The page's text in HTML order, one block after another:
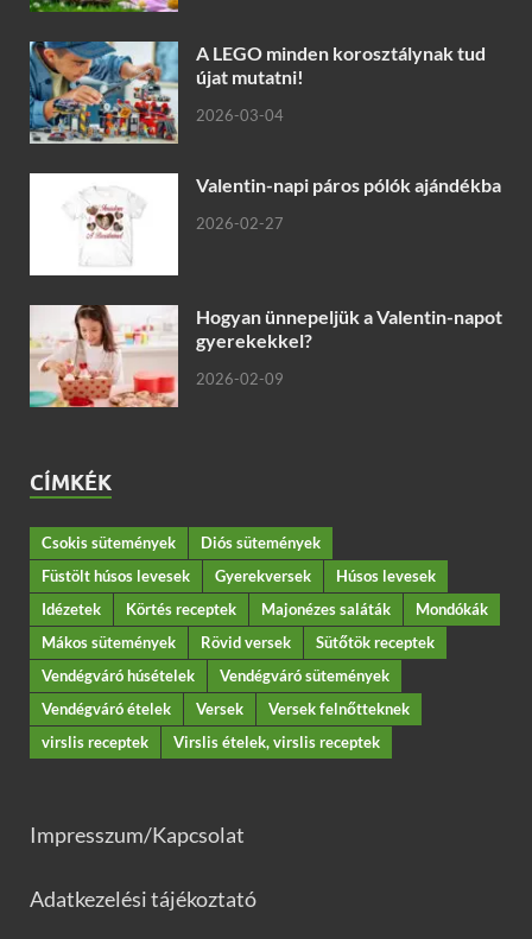
A LEGO minden korosztálynak tud
újat mutatni!
2026-03-04
Valentin-napi páros pólók ajándékba
2026-02-27
Hogyan ünnepeljük a Valentin-napot
gyerekekkel?
2026-02-09
CÍMKÉK
Csokis sütemények
Diós sütemények
Füstölt húsos levesek
Gyerekversek
Húsos levesek
Idézetek
Körtés receptek Majonézes saláták
Mondókák
Mákos sütemények
Rövid versek
Sütőtök receptek
Vendégváró húsételek
Vendégváró sütemények
Vendégváró ételek
Versek
Versek felnőtteknek
virslis receptek
Virslis ételek, virslis receptek
Impresszum/Kapcsolat
Adatkezelési tájékoztató